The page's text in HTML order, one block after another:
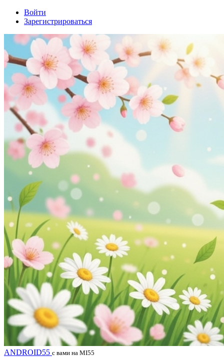
Войти
Зарегистрироваться
ANDROID55 с вами на MI55